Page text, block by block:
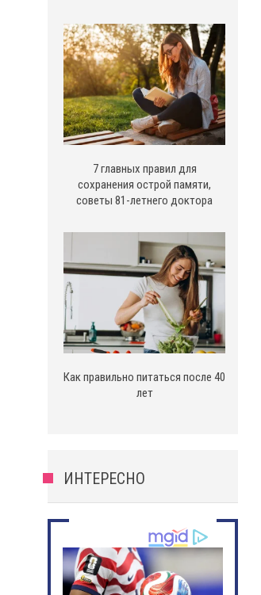
7 главных правил для
сохранения острой памяти,
советы 81-летнего доктора
Как правильно питаться после 40
лет
ИНТЕРЕСНО